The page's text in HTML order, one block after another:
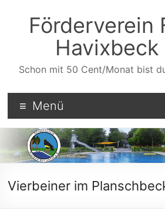
wechselnFörderverein
Havixbeck
Schon mit 50 Cent/Monat bist
Menü
Vierbeiner im